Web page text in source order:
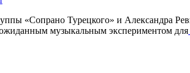
«Сопрано Турецкого» и Александра
музыкальным экспериментом для